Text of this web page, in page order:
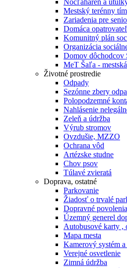
Nocľaháreň a
Mestský terénny tím
Zariadenia pre
Domáca
Komunitný plán
Organizácia
Domov dôchodcov
MeT Šaľa -
Životné prostredie
Odpady
Sezónne zbery
Polopodzemné
Nahlásenie
Zeleň a údržba
Výrub stromov
Ovzdušie, MZZO
Ochrana vôd
Artézske studne
Chov psov
Túlavé zvieratá
Doprava, ostatné
Parkovanie
Žiadosť o trvalé
Dopravné
Územný generel
Autobusové karty ,
Mapa mesta
Kamerový systém
Verejné osvetlenie
Zimná údržba